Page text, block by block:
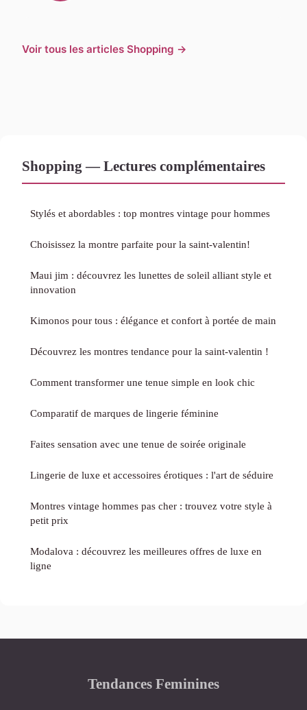
Voir tous les articles Shopping →
Shopping — Lectures complémentaires
Stylés et abordables : top montres vintage pour hommes
Choisissez la montre parfaite pour la saint-valentin!
Maui jim : découvrez les lunettes de soleil alliant style et
innovation
Kimonos pour tous : élégance et confort à portée de main
Découvrez les montres tendance pour la saint-valentin !
Comment transformer une tenue simple en look chic
Comparatif de marques de lingerie féminine
Faites sensation avec une tenue de soirée originale
Lingerie de luxe et accessoires érotiques : l'art de séduire
Montres vintage hommes pas cher : trouvez votre style à
petit prix
Modalova : découvrez les meilleures offres de luxe en
ligne
Tendances Feminines